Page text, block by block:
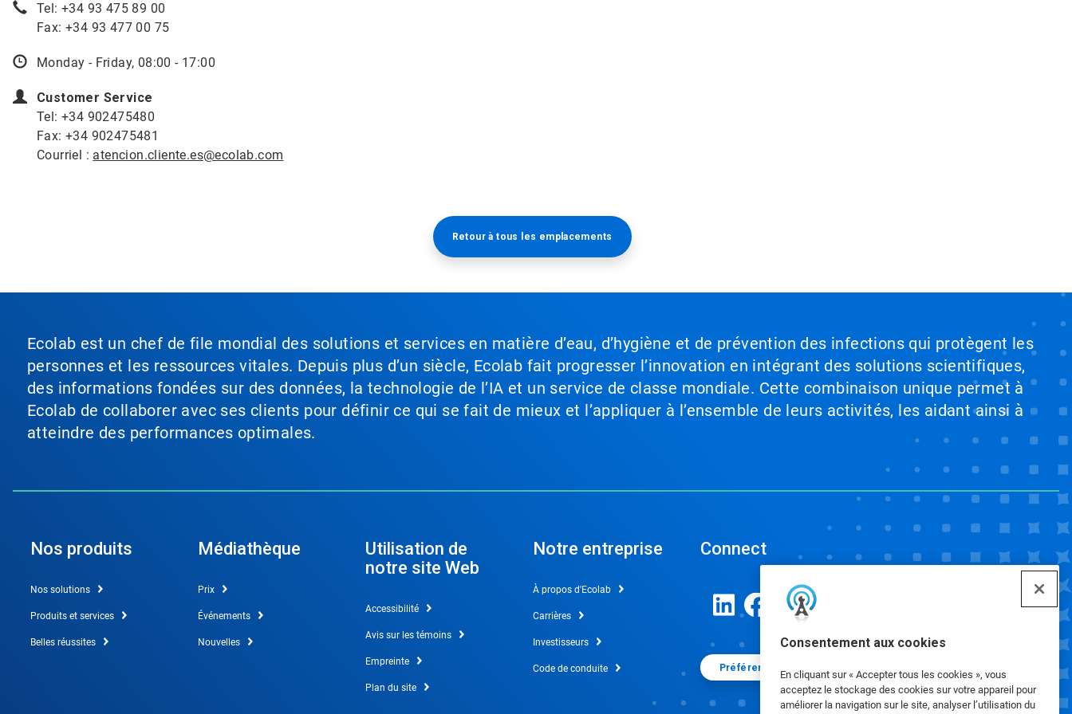
Consentement aux cookies
En cliquant sur « Accepter tous les cookies », vous
acceptez le stockage des cookies sur votre appareil pour
améliorer la navigation sur le site, analyser l’utilisation du
Tel: +34 93 475 89 00
Fax: +34 93 477 00 75
Monday - Friday, 08:00 - 17:00
Customer Service
Tel: +34 902475480
Fax: +34 902475481
Courriel : atencion.cliente.es@ecolab.com
Retour à tous les emplacements​​​​​​​
Ecolab est un chef de file mondial des solutions et services en matière d’eau, d’hygiène et de prévention des infections qui protègent les
personnes et les ressources vitales. Depuis plus d’un siècle, Ecolab fait progresser l’innovation en intégrant des solutions scientifiques,
des informations fondées sur des données, la technologie de l’IA et un service de classe mondiale. Cette combinaison unique permet à
Ecolab de collaborer avec ses clients pour définir ce qui se fait de mieux et l’appliquer à l’ensemble de leurs activités, les aidant ainsi à
atteindre des performances optimales.
Nos produits
Nos solutions
Produits et services
Belles réussites
Médiathèque
Prix
Événements
Nouvelles
Utilisation de
notre site Web
Accessibilité
Avis sur les témoins
Empreinte
Plan du site
Notre entreprise
À propos d'Ecolab
Carrières
Investisseurs
Code de conduite
Connect
Préférences en matière de cookies